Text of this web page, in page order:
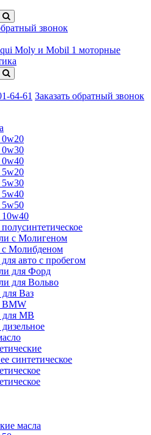
звонок
моторные
64-61 Заказать обратный звонок
с Молигеном
Молибденом
авто с пробегом
для Форд
для Вольво
Ваз
BMW
MB
синтетическое
масла